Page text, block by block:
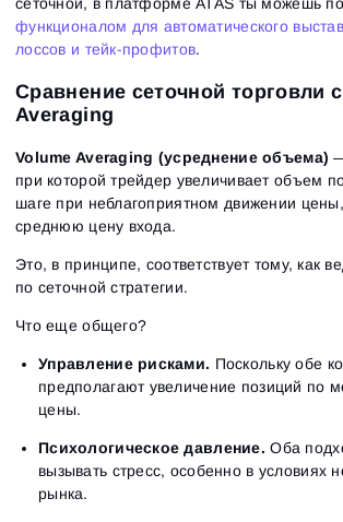
сеточной, в платформе ATAS ты можешь
функционалом для автоматического
лоссов и тейк-профитов.
Сравнение сеточной торговли
Averaging
Volume Averaging (усреднение объема)
при которой трейдер увеличивает объем
шаге при неблагоприятном движении
среднюю цену входа.
Это, в принципе, соответствует тому, как
по сеточной стратегии.
Что еще общего?
Управление рисками. Поскольку обе
предполагают увеличение позиций по
цены.
Психологическое давление. Оба
вызывать стресс, особенно в условиях
рынка.